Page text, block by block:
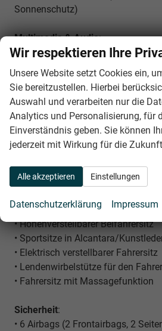
Sonnenschutz)
Multimedia & Audio:
•DAB+ Radio mit 6 Lautsprechern
• Sprachsteuerung
• Apple CarPlay / Android Auto
kompatibles Smartphone)
• 10" HD-Touchscreen (inkl.
Anschlüssen (3 x USB-C / 1 x USB-
• 10" 3D-Quarz-
Sitze:
• Sitzheizung vorne
• Rücksitzbank geteilt umklappbar
• Höhenverstellbarer Beifahrersitz
• Sportsitze in Alcantara/
• Elektrisch verstellbarer Fahrersitz
• Lendenwirbelstütze für den
• Fahrersitz mit Massagefunktion
Sicherheit:
• 6 Airbags (2 Frontairbags, 2
Wir respektieren Ihre
Unsere Website setzt Cookies ein,
Sie bereitzustellen. Hierbei
Auswahl und verarbeiten nur die
Analytics und Personalisierung, für
Einverständnis geben. Sie können
jederzeit mit Wirkung für die
Alle akzeptieren Einstellungen
Datenschutzerklärung Impressum